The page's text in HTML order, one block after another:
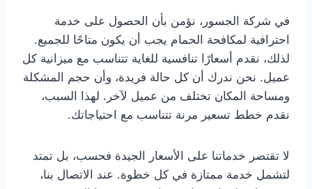
في شركة الجسور، نؤمن بأن الحصول على خدمة
احترافية لمكافحة الحمام يجب أن يكون متاحًا للجميع.
لذلك، نقدم أسعارًا تنافسية للغاية تتناسب مع ميزانية كل
عميل. نحن ندرك أن كل حالة فريدة، وأن حجم المشكلة
ومساحة المكان تختلف من عميل لآخر. لهذا السبب،
نقدم خطط تسعير مرنة تتناسب مع احتياجاتك.
لا تقتصر خدماتنا على الأسعار الجيدة فحسب، بل تمتد
لتشمل خدمة ممتازة في كل خطوة. عند الاتصال بنا،